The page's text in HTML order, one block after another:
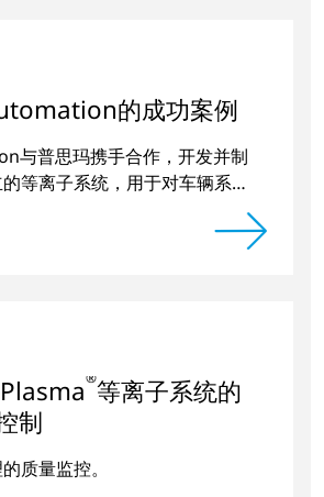
的成功案例
与普思玛携手合作，开发并制
等离子系统，用于对车辆系统
®等离子系统的
制
质量监控。